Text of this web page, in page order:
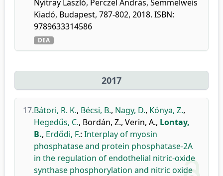
Nyitray László, Perczel András, Semmelweis
Kiadó, Budapest, 787-802, 2018. ISBN:
9789633314586
DEA
2017
17.Bátori, R. K., Bécsi, B., Nagy, D., Kónya, Z.,
Hegedűs, C., Bordán, Z., Verin, A., Lontay,
B., Erdődi, F.: Interplay of myosin
phosphatase and protein phosphatase-2A
in the regulation of endothelial nitric-oxide
synthase phosphorylation and nitric oxide